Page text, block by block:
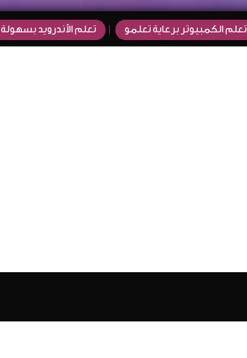
تعلم الكمبيوتر برعاية تعلمو تعلم الأندرويد بسهولة